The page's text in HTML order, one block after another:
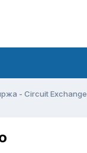
- Circuit Exchange